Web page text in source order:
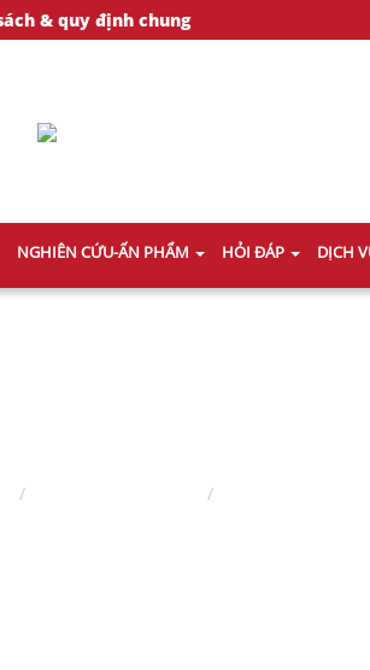
& quy định chung
NGHIÊN CỨU-ẤN PHẨM HỎI ĐÁP DỊCH